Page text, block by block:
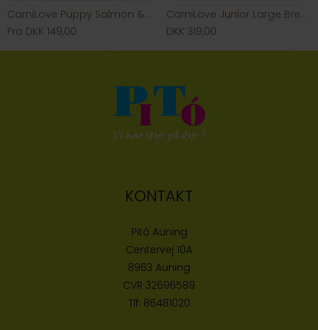
CarniLove Puppy Salmon & Turkey
Fra DKK 149,00
CarniLove Junior Large Breed Salmon & Turkey
DKK 319,00
KONTAKT
Pitó Auning
Centervej 10A
8963 Auning
CVR 32696589
Tlf: 86481020